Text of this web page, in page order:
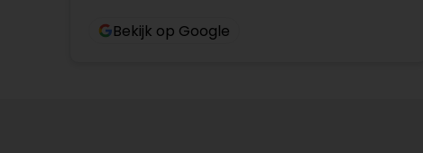
Bekijk op Google